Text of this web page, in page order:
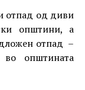
отпад од диви
општини, а
отпад –
општината